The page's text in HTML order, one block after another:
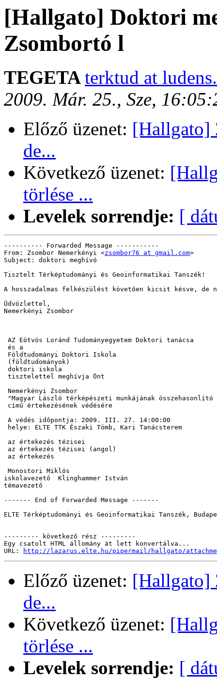
[Hallgato] Doktori
Zsombortó l
TEGETAterktud at
2009. Már. 25., Sze,
Előző üzenet: [Hallgato]
de...
Következő üzenet:
törlése ...
Levelek sorrendje: [
---------- Forwarded Message -----------
From: Zsombor Nemerkényi <zsombor76 at gmail.com>
Subject: doktori meghívó
Tisztelt Térképtudományi és Geoinformatikai Tanszék!
A hosszadalmas felkészülést követően kicsit késve, de
Üdvözlettel,
Nemerkényi Zsombor
AZ Eötvös Loránd Tudományegyetem Doktori tanácsa
és a
Földtudományi Doktori Iskola
(földtudományok)
doktori iskola
tisztelettel meghívja Önt
Nemerkényi Zsombor
"Magyar László térképészeti munkájának
című értekezésének védésére
A védés időpontja: 2009. III. 27. 14:00:00
helye: ELTE TTK Északi Tömb, Kari Tanácsterem
az értekezés tézisei
az értekezés tézisei (angol)
az értekezés
Monostori Miklós
iskolavezető  Klinghammer István
témavezető
------- End of Forwarded Message -------
ELTE Térképtudományi és Geoinformatikai Tanszék,
--------- következő rész ---------
Egy csatolt HTML állomány át lett konvertálva...
URL:
http://lazarus.elte.hu/pipermail/hallgato/
Előző üzenet: [Hallgato]
de...
Következő üzenet:
törlése ...
Levelek sorrendje: [